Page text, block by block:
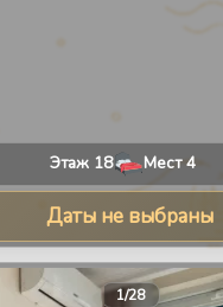
Этаж 18 Мест4
Даты не выбраны
1/28